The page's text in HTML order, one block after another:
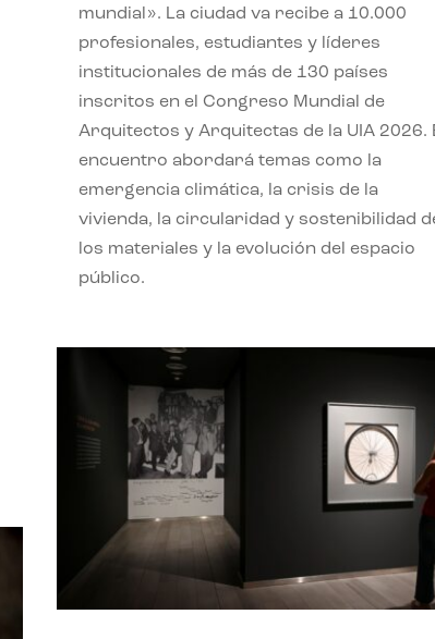
mundial». La ciudad va recibe a 10.000
profesionales, estudiantes y líderes
institucionales de más de 130 países
inscritos en el Congreso Mundial de
Arquitectos y Arquitectas de la UIA 2026.
encuentro abordará temas como la
emergencia climática, la crisis de la
vivienda, la circularidad y sostenibilidad
los materiales y la evolución del espacio
público.